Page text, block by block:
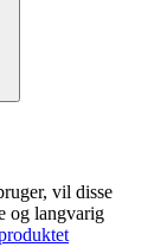
vil disse
og langvarig